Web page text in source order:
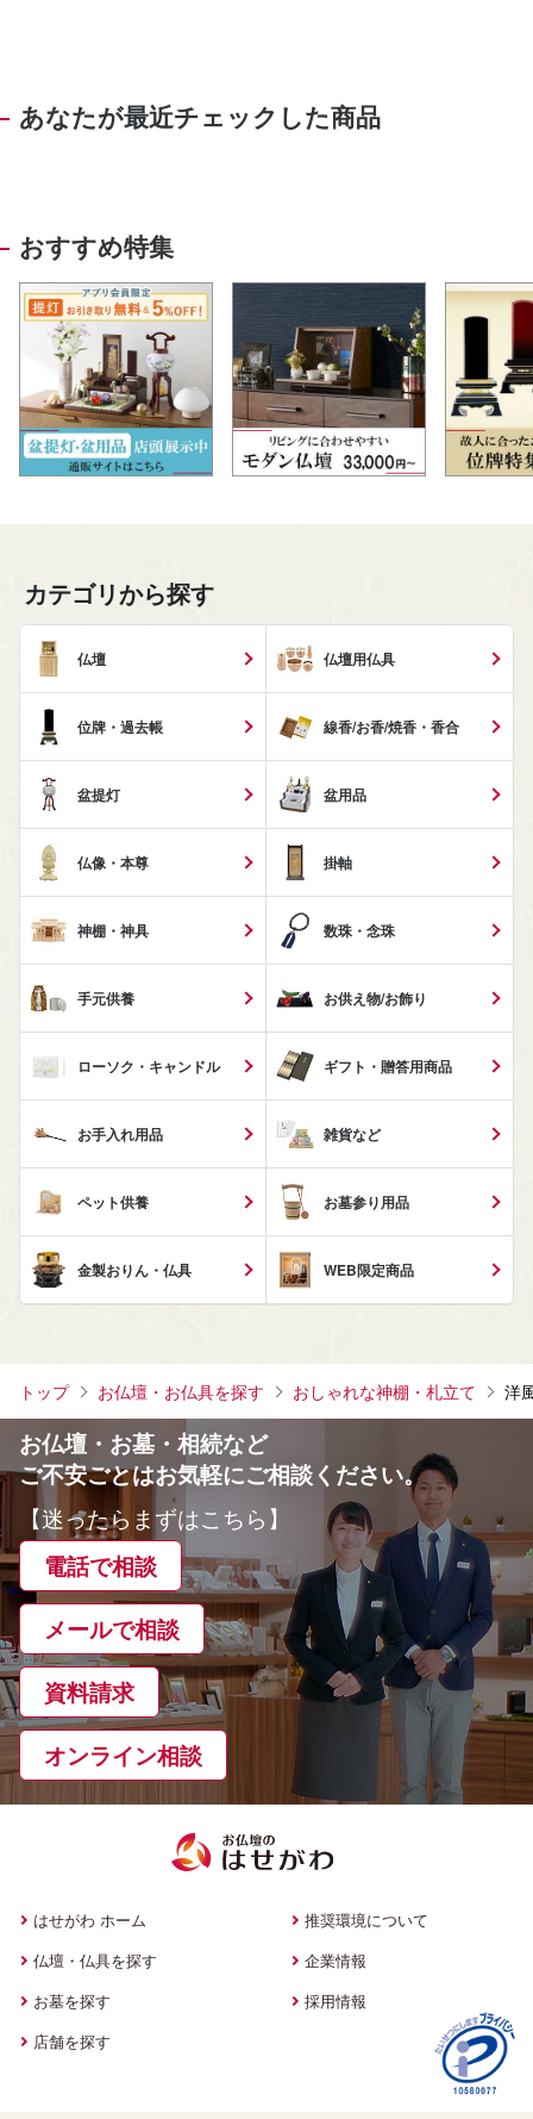
あなたが最近チェックした商品
おすすめ特集
カテゴリから探す
仏壇 仏壇用仏具
位牌・過去帳 線香/お香/焼香・香合
盆提灯 盆用品
仏像・本尊 掛軸
神棚・神具 数珠・念珠
手元供養 お供え物/お飾り
ローソク・キャンドル ギフト・贈答用商品
お手入れ用品 雑貨など
ペット供養 お墓参り用品
金製おりん・仏具 WEB限定商品
トップ お仏壇・お仏具を探す おしゃれな神棚・札立て 洋
お仏壇・お墓・相続など
ご不安ごとはお気軽にご相談ください。
【迷ったらまずはこちら】
電話で相談
メールで相談
資料請求
オンライン相談
はせがわ ホーム
仏壇・仏具を探す
お墓を探す
店舗を探す
推奨環境について
企業情報
採用情報